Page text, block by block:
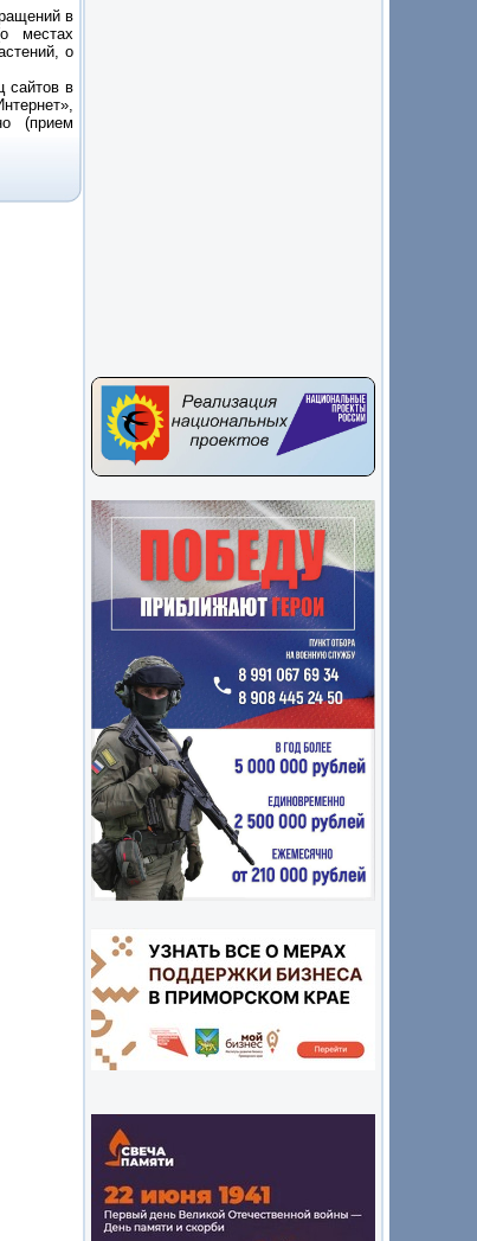
в
местах
о
сайтов в
(прием